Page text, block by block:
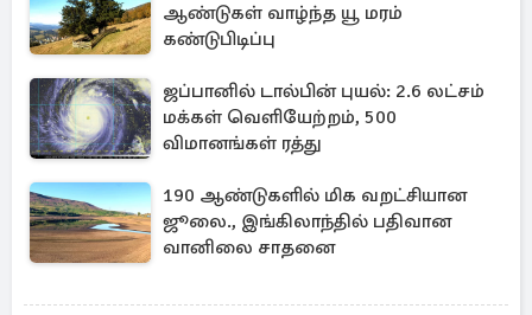
ஆண்டுகள் வாழ்ந்த யூ மரம்
கண்டுபிடிப்பு
ஜப்பானில் டால்பின் புயல்: 2.6 லட்சம்
மக்கள் வெளியேற்றம், 500
விமானங்கள் ரத்து
190 ஆண்டுகளில் மிக வறட்சியான
ஜூலை., இங்கிலாந்தில் பதிவான
வானிலை சாதனை